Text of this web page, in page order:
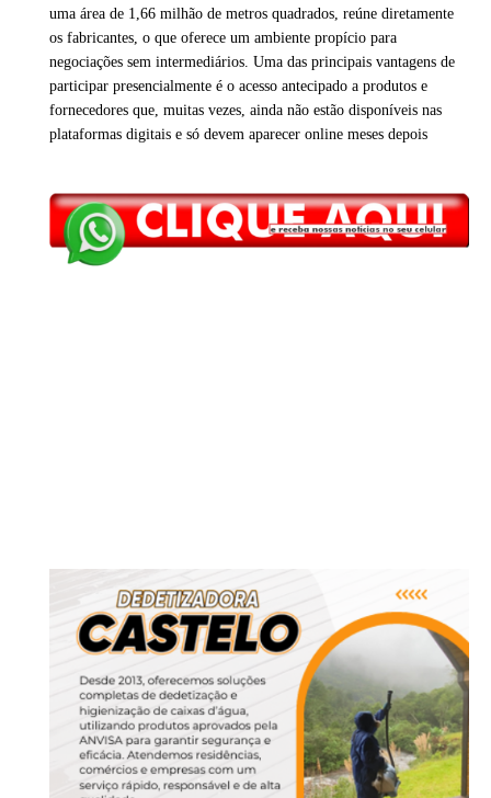
uma área de 1,66 milhão de metros quadrados, reúne diretamente
os fabricantes, o que oferece um ambiente propício para
negociações sem intermediários. Uma das principais vantagens de
participar presencialmente é o acesso antecipado a produtos e
fornecedores que, muitas vezes, ainda não estão disponíveis nas
plataformas digitais e só devem aparecer online meses depois